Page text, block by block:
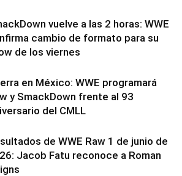
vuelve a las 2 horas: WWE
cambio de formato para su
de los viernes
en México: WWE programará
y SmackDown frente al 93
del CMLL
de WWE Raw 1 de junio de
Jacob Fatu reconoce a Roman